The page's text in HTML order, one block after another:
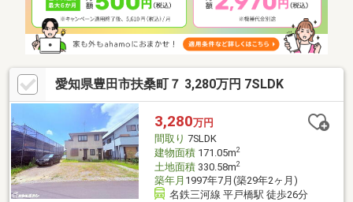
愛知県豊田市扶桑町７ 3,280万円 7SLDK
3,280万円
間取り 7SLDK
建物面積171.05m2
土地面積330.58m2
築年月 1997年7月(築29年2ヶ月)
名鉄三河線 平戸橋駅 徒歩26分